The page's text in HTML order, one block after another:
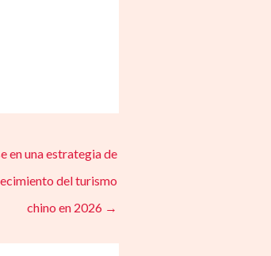
en una estrategia de
del turismo
chino en 2026 →